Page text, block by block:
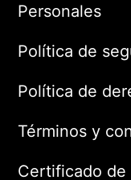
Personales
Política de
Política de
Términos y
Certificado de